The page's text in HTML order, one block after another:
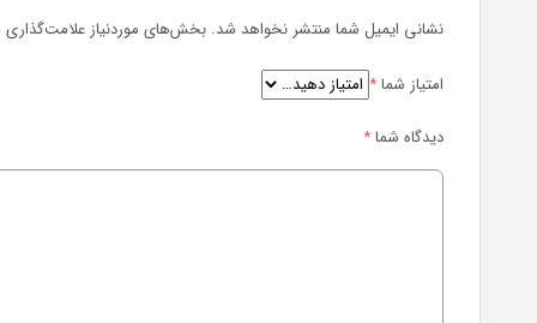
نشانی ایمیل شما منتشر نخواهد شد. بخش‌های موردنیاز علامت‌گذاری
امتیاز شما*
دیدگاه شما*